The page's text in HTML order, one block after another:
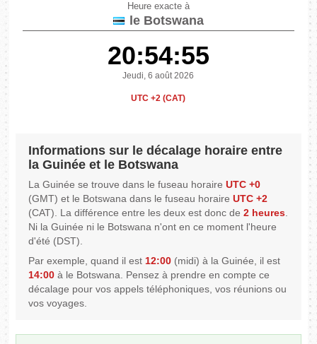
Heure exacte à
le Botswana
20:54:55
Jeudi, 6 août 2026
UTC +2 (CAT)
Informations sur le décalage horaire entre
la Guinée et le Botswana
La Guinée se trouve dans le fuseau horaireUTC +0
(GMT) et le Botswana dans le fuseau horaireUTC +2
(CAT). La différence entre les deux est donc de2 heures.
Ni la Guinée ni le Botswana n'ont en ce moment l'heure
d'été (DST).
Par exemple, quand il est12:00 (midi) à la Guinée, il est
14:00 à le Botswana. Pensez à prendre en compte ce
décalage pour vos appels téléphoniques, vos réunions ou
vos voyages.